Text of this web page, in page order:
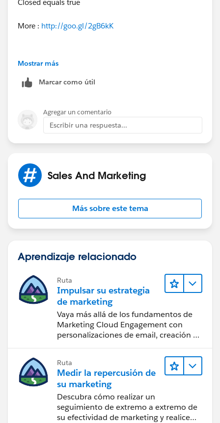
Closed equals true
More : http://goo.gl/2gB6kK
the answer as "Best Answer" right under the
should they have a similar issue in the future. Thank
you!
Shivanath
Mostrar más
Marcar como útil
Agregar un comentario
Escribir una respuesta...
Sales And Marketing
Más sobre este tema
Aprendizaje relacionado
Ruta
Impulsar su estrategia
de marketing
Vaya más allá de los fundamentos de
Marketing Cloud Engagement con
personalizaciones de email, creación de
Ruta
Medir la repercusión de
su marketing
Descubra cómo realizar un
seguimiento de extremo a extremo de
su efectividad de marketing y realice